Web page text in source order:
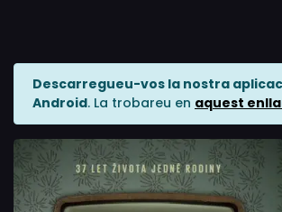
Descarregueu-vos la nostra
Android. La trobareu en aquest